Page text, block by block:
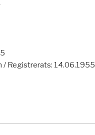
/ Registrerats: 14.06.1955